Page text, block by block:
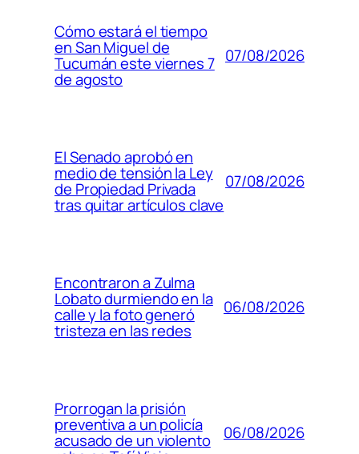
Cómo estará el tiempo
en San Miguel de
Tucumán este viernes 7
de agosto
07/08/2026
El Senado aprobó en
medio de tensión la Ley
de Propiedad Privada
tras quitar artículos clave
07/08/2026
Encontraron a Zulma
Lobato durmiendo en la
calle y la foto generó
tristeza en las redes
06/08/2026
Prorrogan la prisión
preventiva a un policía
acusado de un violento 06/08/2026